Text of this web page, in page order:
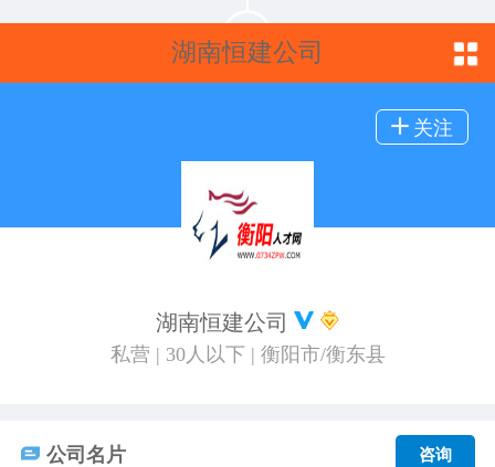
湖南恒建公司
关注
湖南恒建公司
私营 | 30人以下 | 衡阳市/衡东县
公司名片 咨询